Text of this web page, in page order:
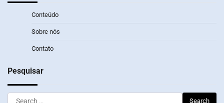
Conteúdo
Sobre nós
Contato
Pesquisar
Search